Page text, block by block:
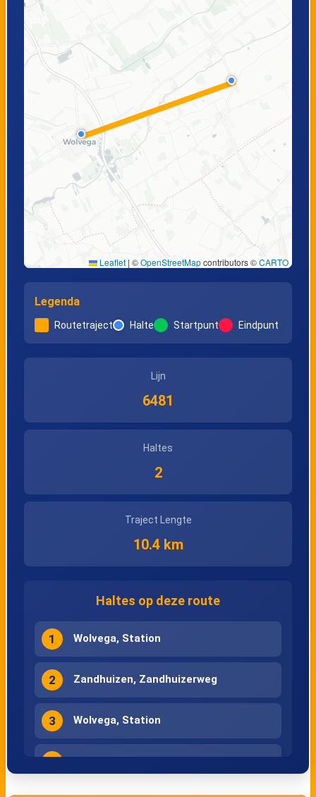
Leaflet | ©OpenStreetMapcontributors ©CARTO
Legenda
Routetraject Halte Startpunt Eindpunt
Lijn
6481
Haltes
2
Traject Lengte
10.4 km
Haltes op deze route
1 Wolvega, Station
2 Zandhuizen, Zandhuizerweg
3 Wolvega, Station
4 Zandhuizen, Zandhuizerweg